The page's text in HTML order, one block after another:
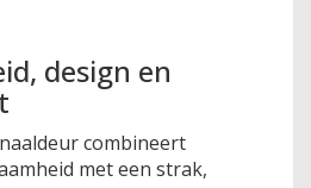
design en
combineert
met een strak,